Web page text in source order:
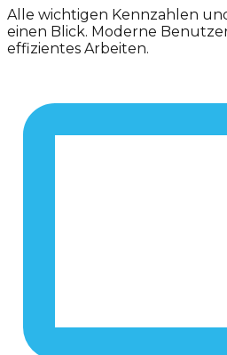
Alle wichtigen Kennzahlen
einen Blick. Moderne
effizientes Arbeiten.